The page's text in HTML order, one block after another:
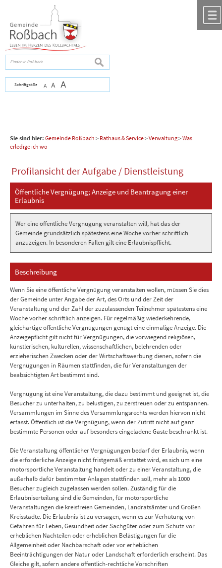
zur Navigation
Schriftgröße A A A
suchen
Sie sind hier: Gemeinde Roßbach > Rathaus & Service>Verwaltung>Was
erledige ich wo
Profilansicht der Aufgabe / Dienstleistung
Öffentliche Vergnügung; Anzeige und Beantragung einer
Erlaubnis
Wer eine öffentliche Vergnügung veranstalten will, hat das der
Gemeinde grundsätzlich spätestens eine Woche vorher schriftlich
anzuzeigen. In besonderen Fällen gilt eine Erlaubnispflicht.
Beschreibung
Wenn Sie eine öffentliche Vergnügung veranstalten wollen, müssen Sie dies
der Gemeinde unter Angabe der Art, des Orts und der Zeit der
Veranstaltung und der Zahl der zuzulassenden Teilnehmer spätestens eine
Woche vorher schriftlich anzeigen. Für regelmäßig wiederkehrende,
gleichartige öffentliche Vergnügungen genügt eine einmalige Anzeige. Die
Anzeigepflicht gilt nicht für Vergnügungen, die vorwiegend religiösen,
künstlerischen, kulturellen, wissenschaftlichen, belehrenden oder
erzieherischen Zwecken oder der Wirtschaftswerbung dienen, sofern die
Vergnügungen in Räumen stattfinden, die für Veranstaltungen der
beabsichtigten Art bestimmt sind.
Vergnügung ist eine Veranstaltung, die dazu bestimmt und geeignet ist, die
Besucher zu unterhalten, zu belustigen, zu zerstreuen oder zu entspannen.
Versammlungen im Sinne des Versammlungsrechts werden hiervon nicht
erfasst. Öffentlich ist die Vergnügung, wenn der Zutritt nicht auf ganz
bestimmte Personen oder auf besonders eingeladene Gäste beschränkt ist.
Die Veranstaltung öffentlicher Vergnügungen bedarf der Erlaubnis, wenn
die erforderliche Anzeige nicht fristgemäß erstattet wird, es sich um eine
motorsportliche Veranstaltung handelt oder zu einer Veranstaltung, die
außerhalb dafür bestimmter Anlagen stattfinden soll, mehr als 1000
Besucher zugleich zugelassen werden sollen. Zuständig für die
Erlaubniserteilung sind die Gemeinden, für motorsportliche
Veranstaltungen die kreisfreien Gemeinden, Landratsämter und Großen
Kreisstädte. Die Erlaubnis ist zu versagen, wenn es zur Verhütung von
Gefahren für Leben, Gesundheit oder Sachgüter oder zum Schutz vor
erheblichen Nachteilen oder erheblichen Belästigungen für die
Allgemeinheit oder Nachbarschaft oder vor erheblichen
Beeinträchtigungen der Natur oder Landschaft erforderlich erscheint. Das
Gleiche gilt, sofern andere öffentlich-rechtliche Vorschriften